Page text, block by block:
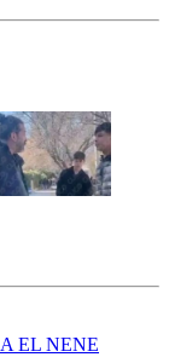
EL NENE